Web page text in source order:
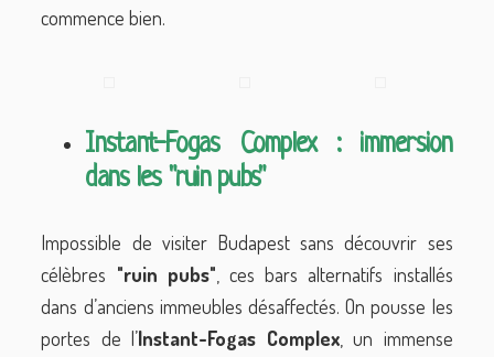
commence bien.
Instant-Fogas Complex : immersion
dans les "ruin pubs"
Impossible de visiter Budapest sans découvrir ses
célèbres "ruin pubs" , ces bars alternatifs installés
dans d’anciens immeubles désaffectés. On pousse les
portes de l’Instant-Fogas Complex, un immense